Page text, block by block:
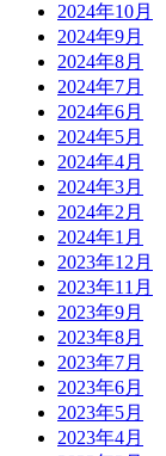
2024年10月
2024年9月
2024年8月
2024年7月
2024年6月
2024年5月
2024年4月
2024年3月
2024年2月
2024年1月
2023年12月
2023年11月
2023年9月
2023年8月
2023年7月
2023年6月
2023年5月
2023年4月